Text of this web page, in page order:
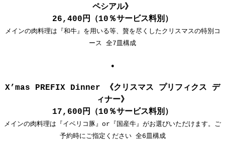
ペシアル》
26,400円（10％サービス料別）
メインの肉料理は『和牛』を用いる等、贅を尽くしたクリスマスの特別コ
ース 全7皿構成
●
X’mas PREFIX Dinner 《クリスマス プリフィクス デ
ィナー》
17,600円（10％サービス料別）
メインの肉料理は『イベリコ豚』or『国産牛』がお選びいただけます。ご
予約時にご指定ください 全6皿構成